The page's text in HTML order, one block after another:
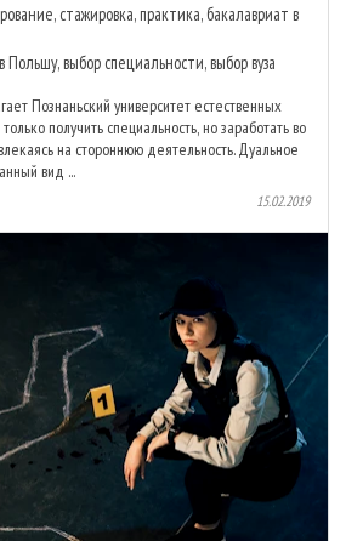
стажировка, практика, бакалавриат в
Польшу, выбор специальности, выбор вуза
Познаньский университет естественных
получить специальность, но заработать во
на стороннюю деятельность. Дуальное
вид ...
15.02.2019